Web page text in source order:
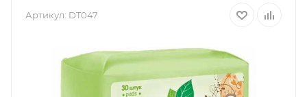
Артикул: DT047